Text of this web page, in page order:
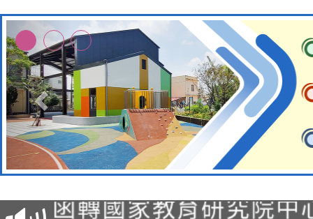
轉知教育部國民及學前
國立臺灣師範大學辦理
函轉國家教育研究院中